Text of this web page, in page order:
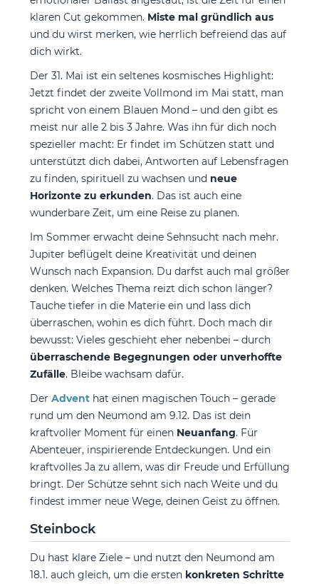
klaren Cut gekommen. Miste mal gründlich aus
und du wirst merken, wie herrlich befreiend das auf
dich wirkt.
Der 31. Mai ist ein seltenes kosmisches Highlight:
Jetzt findet der zweite Vollmond im Mai statt, man
spricht von einem Blauen Mond – und den gibt es
meist nur alle 2 bis 3 Jahre. Was ihn für dich noch
spezieller macht: Er findet im Schützen statt und
unterstützt dich dabei, Antworten auf Lebensfragen
zu finden, spirituell zu wachsen und neue
Horizonte zu erkunden. Das ist auch eine
wunderbare Zeit, um eine Reise zu planen.
Im Sommer erwacht deine Sehnsucht nach mehr.
Jupiter beflügelt deine Kreativität und deinen
Wunsch nach Expansion. Du darfst auch mal größer
denken. Welches Thema reizt dich schon länger?
Tauche tiefer in die Materie ein und lass dich
überraschen, wohin es dich führt. Doch mach dir
bewusst: Vieles geschieht eher nebenbei – durch
überraschende Begegnungen oder unverhoffte
Zufälle. Bleibe wachsam dafür.
Der Adventhat einen magischen Touch – gerade
rund um den Neumond am 9.12. Das ist dein
kraftvoller Moment für einen Neuanfang. Für
Abenteuer, inspirierende Entdeckungen. Und ein
kraftvolles Ja zu allem, was dir Freude und Erfüllung
bringt. Der Schütze sehnt sich nach Weite und du
findest immer neue Wege, deinen Geist zu öffnen.
Steinbock
Du hast klare Ziele – und nutzt den Neumond am
18.1. auch gleich, um die ersten konkreten Schritte